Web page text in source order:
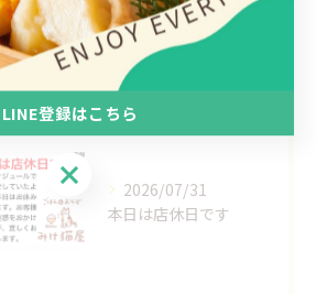
2026/08/03
最高気温更新
2026/07/31
本日は店休日です
LINE登録はこちら
LINE登録はこちら